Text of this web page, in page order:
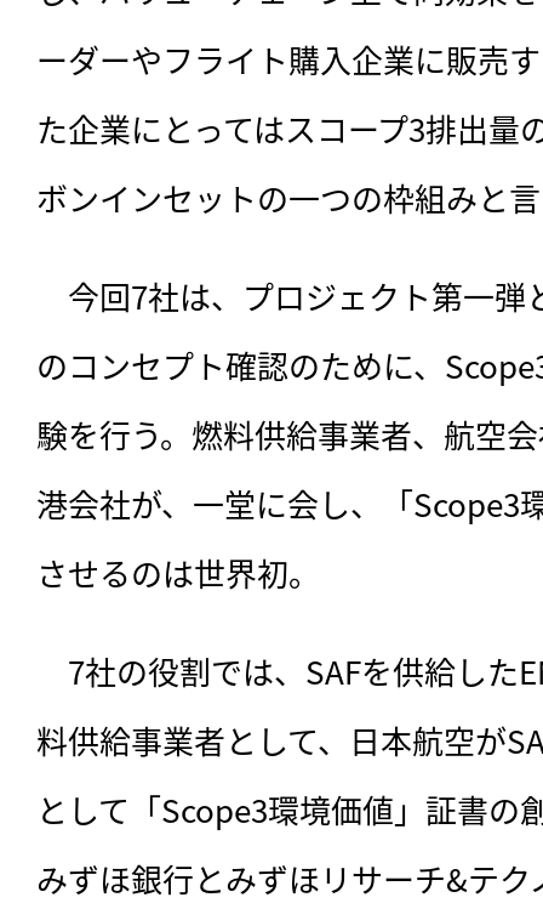
ーダーやフライト購入企業に販売
た企業にとってはスコープ3排出量
ボンインセットの一つの枠組みと
今回7社は、プロジェクト第一弾
のコンセプト確認のために、
験を行う。燃料供給事業者、航空
港会社が、一堂に会し、「Scope3
させるのは世界初。
7社の役割では、SAFを供給した
料供給事業者として、日本航空が
として「Scope3環境価値」証書の
みずほ銀行とみずほリサーチ&テ